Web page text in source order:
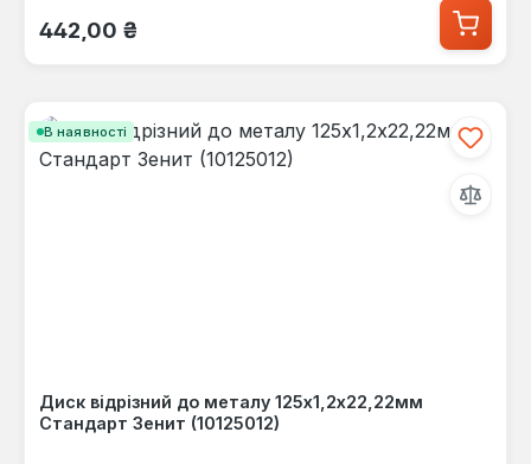
Звичайна ціна:
442,00 ₴
В наявності
Диск відрізний до металу 125х1,2х22,22мм
Стандарт Зенит (10125012)